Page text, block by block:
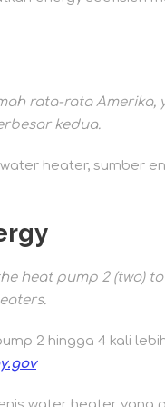
rata-rata Amerika,
kedua.
heater, sumber
heat pump 2 (two)
2 hingga 4 kali